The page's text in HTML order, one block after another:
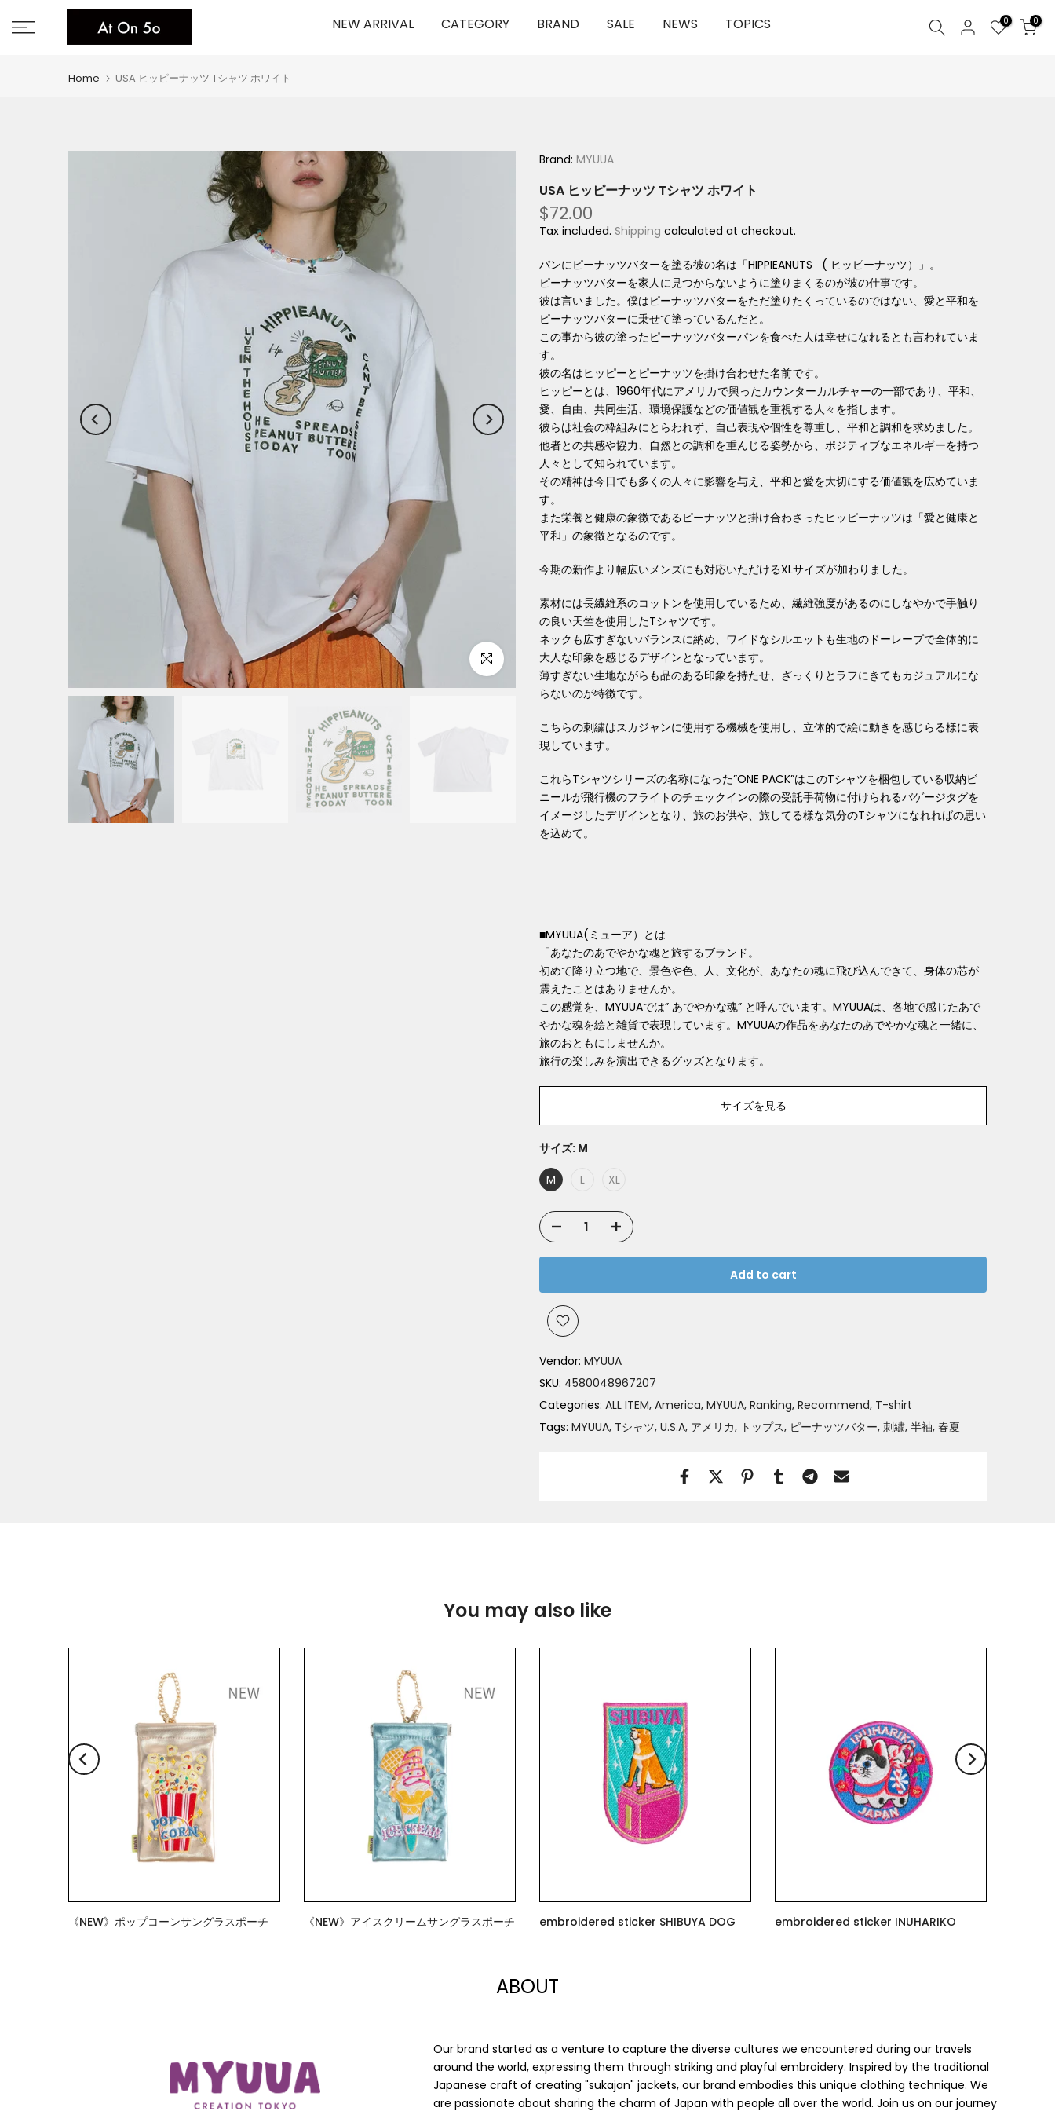
to
NEW ARRIVAL CATEGORY BRAND SALE NEWS TOPICS 0 0
Home USA ヒッピーナッツ Tシャツ ホワイト
Click to enlarge
Brand: MYUUA
USA ヒッピーナッツ Tシャツ ホワイト
$72.00
Tax included. Shipping calculated at checkout.
パンにピーナッツバターを塗る彼の名は「HIPPIEANUTS ( ヒッピーナッツ）」。
ピーナッツバターを家人に見つからないように塗りまくるのが彼の仕事です。
彼は言いました。僕はピーナッツバターをただ塗りたくっているのではない、愛と平和を
ピーナッツバターに乗せて塗っているんだと。
この事から彼の塗ったピーナッツバターパンを食べた人は幸せになれるとも言われていま
す。
彼の名はヒッピーとピーナッツを掛け合わせた名前です。
ヒッピーとは、1960年代にアメリカで興ったカウンターカルチャーの一部であり、平和、
愛、自由、共同生活、環境保護などの価値観を重視する人々を指します。
彼らは社会の枠組みにとらわれず、自己表現や個性を尊重し、平和と調和を求めました。
他者との共感や協力、自然との調和を重んじる姿勢から、ポジティブなエネルギーを持つ
人々として知られています。
その精神は今日でも多くの人々に影響を与え、平和と愛を大切にする価値観を広めていま
す。
また栄養と健康の象徴であるピーナッツと掛け合わさったヒッピーナッツは「愛と健康と
平和」の象徴となるのです。
今期の新作より幅広いメンズにも対応いただけるXLサイズが加わりました。
素材には長繊維系のコットンを使用しているため、繊維強度があるのにしなやかで手触り
の良い天竺を使用したTシャツです。
ネックも広すぎないバランスに納め、ワイドなシルエットも生地のドーレープで全体的に
大人な印象を感じるデザインとなっています。
薄すぎない生地ながらも品のある印象を持たせ、ざっくりとラフにきてもカジュアルにな
らないのが特徴です。
こちらの刺繍はスカジャンに使用する機械を使用し、立体的で絵に動きを感じらる様に表
現しています。
これらTシャツシリーズの名称になった”ONE PACK”はこのTシャツを梱包している収納ビ
ニールが飛行機のフライトのチェックインの際の受託手荷物に付けられるバゲージタグを
イメージしたデザインとなり、旅のお供や、旅してる様な気分のTシャツになれればの思い
を込めて。
■MYUUA(ミューア）とは
「あなたのあでやかな魂と旅するブランド。
初めて降り⽴つ地で、景⾊や⾊、 ⼈、⽂化が、あなたの魂に⾶び込んできて、⾝体の芯が
震えたことはありませんか。
この感覚を、MYUUAでは” あでやかな魂” と呼んでいます。MYUUAは、各地で感じたあで
やかな魂を絵と雑貨で表現しています。MYUUAの作品をあなたのあでやかな魂と⼀緒に、
旅のおともにしませんか。
旅⾏の楽しみを演出できるグッズとなります。
サイズを見る
サイズ: M
M
L XL
Add to cart
Vendor: MYUUA
SKU: 4580048967207
Categories: ALL ITEM America MYUUA Ranking Recommend T-shirt
Tags: MYUUA Tシャツ U.S.A アメリカ トップス ピーナッツバター 刺繍 半袖 春夏
You may also like
《NEW》ポップコーンサングラスポーチ
《NEW》アイスクリームサングラスポーチ
embroidered sticker SHIBUYA DOG
embroidered sticker INUHARIKO
ABOUT
Our brand started as a venture to capture the diverse cultures we encountered during our travels
around the world, expressing them through striking and playful embroidery. Inspired by the traditional
Japanese craft of creating "sukajan" jackets, our brand embodies this unique clothing technique. We
are passionate about sharing the charm of Japan with people all over the world. Join us on our journey